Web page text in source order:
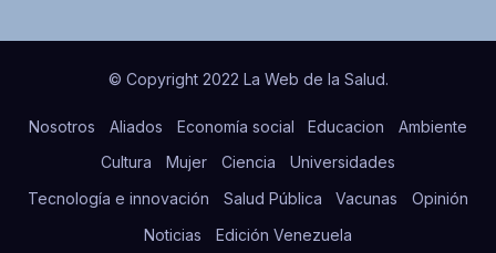
© Copyright 2022 La Web de la Salud.
Nosotros Aliados Economía social Educacion
Ambiente
Cultura
Mujer Ciencia
Universidades
Tecnología e innovación
Salud Pública Vacunas
Opinión
Noticias
Edición Venezuela